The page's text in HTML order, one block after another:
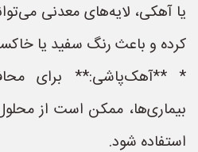
یا آهکی، لایه‌های معدنی
کرده و باعث رنگ سفید یا
* **آهک‌پاشی:** برای
بیماری‌ها، ممکن است از
استفاده شود.